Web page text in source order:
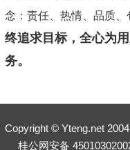
念：责任、热情、品质、
终追求目标，全心为
务。
Copyright © Yteng.net
桂公网安备